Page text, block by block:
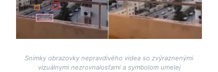
Snímky obrazovky nepravdivého videa so zvýraznenými
vizuálnymi nezrovnalosťami a symbolom umelej